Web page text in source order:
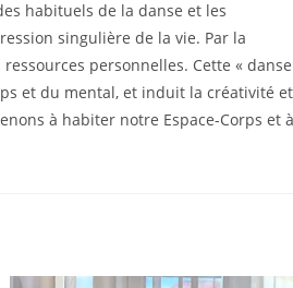
habituels de la danse et les
singulière de la vie. Par la
personnelles. Cette « danse
et du mental, et induit la créativité et
à habiter notre Espace-Corps et à